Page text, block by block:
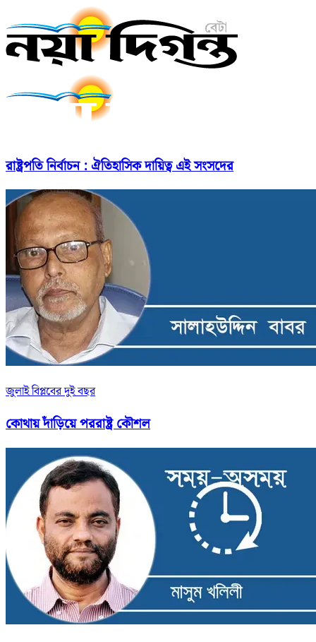
রাষ্ট্রপতি নির্বাচন : ঐতিহাসিক দায়িত্ব এই সংসদের
জুলাই বিপ্লবের দুই বছর
কোথায় দাঁড়িয়ে পররাষ্ট্র কৌশল